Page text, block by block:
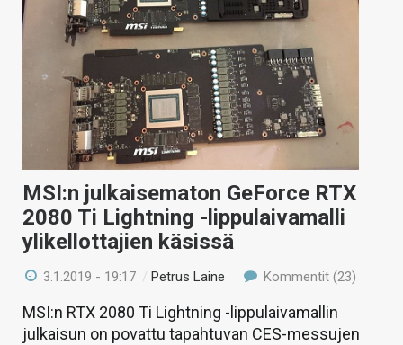
MSI:n julkaisematon GeForce RTX
2080 Ti Lightning -lippulaivamalli
ylikellottajien käsissä
3.1.2019 - 19:17 /Petrus Laine Kommentit (23)
MSI:n RTX 2080 Ti Lightning -lippulaivamallin
julkaisun on povattu tapahtuvan CES-messujen